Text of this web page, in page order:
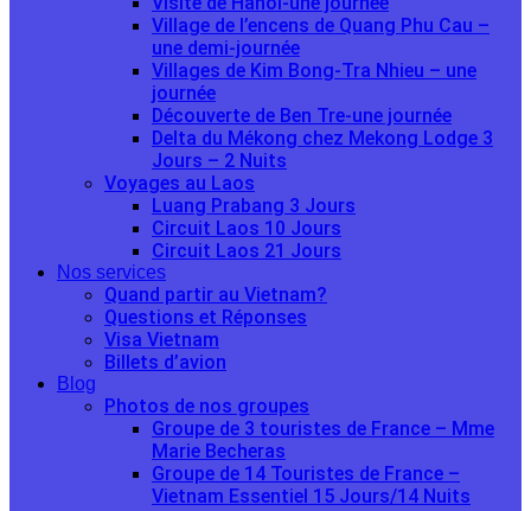
Village de l’encens de Quang Phu Cau –
une demi-journée
Villages de Kim Bong-Tra Nhieu – une
journée
Découverte de Ben Tre-une journée
Delta du Mékong chez Mekong Lodge 3
Jours – 2 Nuits
Voyages au Laos
Luang Prabang 3 Jours
Circuit Laos 10 Jours
Circuit Laos 21 Jours
Nos services
Quand partir au Vietnam?
Questions et Réponses
Visa Vietnam
Billets d’avion
Blog
Photos de nos groupes
Groupe de 3 touristes de France – Mme
Marie Becheras
Groupe de 14 Touristes de France –
Vietnam Essentiel 15 Jours/14 Nuits